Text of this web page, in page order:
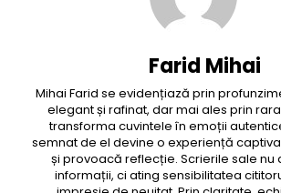
Farid Mihai
Mihai Farid se evidențiază prin
elegant și rafinat, dar mai ales prin
transforma cuvintele în emoții
semnat de el devine o experiență
și provoacă reflecție. Scrierile sale nu
informații, ci ating sensibilitatea